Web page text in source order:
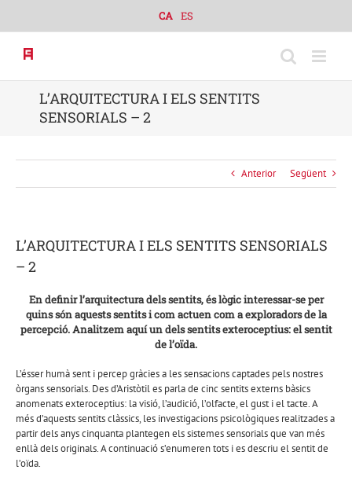
content
CA ES
L’ARQUITECTURA I ELS SENTITS
SENSORIALS – 2
Anterior Següent
L’ARQUITECTURA I ELS SENTITS SENSORIALS
– 2
En definir l’arquitectura dels sentits, és lògic interessar-se per
quins són aquests sentits i com actuen com a exploradors de la
percepció. Analitzem aquí un dels sentits exteroceptius: el sentit
de l’oïda.
L’ésser humà sent i percep gràcies a les sensacions captades pels nostres
òrgans sensorials. Des d’Aristòtil es parla de cinc sentits externs bàsics
anomenats exteroceptius: la visió, l’audició, l’olfacte, el gust i el tacte. A
més d’aquests sentits clàssics, les investigacions psicològiques realitzades a
partir dels anys cinquanta plantegen els sistemes sensorials que van més
enllà dels originals. A continuació s’enumeren tots i es descriu el sentit de
l’oïda.